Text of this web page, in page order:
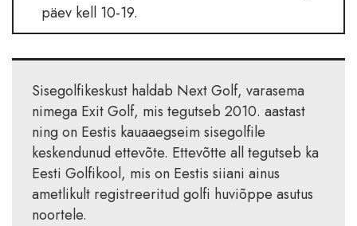
päev kell 10-19.
Sisegolfikeskust haldab Next Golf, varasema
nimega Exit Golf, mis tegutseb 2010. aastast
ning on Eestis kauaaegseim sisegolfile
keskendunud ettevõte. Ettevõtte all tegutseb ka
Eesti Golfikool, mis on Eestis siiani ainus
ametlikult registreeritud golfi huviõppe asutus
noortele.